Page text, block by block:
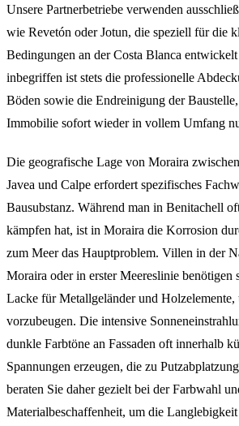
Unsere Partnerbetriebe verwenden
wie Revetón oder Jotun, die speziell für die
Bedingungen an der Costa Blanca
inbegriffen ist stets die professionelle
Böden sowie die Endreinigung der
Immobilie sofort wieder in vollem Umfang
Die geografische Lage von Moraira
Javea und Calpe erfordert spezifisches
Bausubstanz. Während man in Benitachell
kämpfen hat, ist in Moraira die Korrosion
zum Meer das Hauptproblem. Villen in der
Moraira oder in erster Meereslinie benötigen
Lacke für Metallgeländer und Holzelemente,
vorzubeugen. Die intensive
dunkle Farbtöne an Fassaden oft innerhalb
Spannungen erzeugen, die zu
beraten Sie daher gezielt bei der Farbwahl
Materialbeschaffenheit, um die